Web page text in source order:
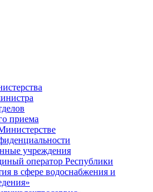
приема
учреждения
оператор Республики
в сфере водоснабжения и